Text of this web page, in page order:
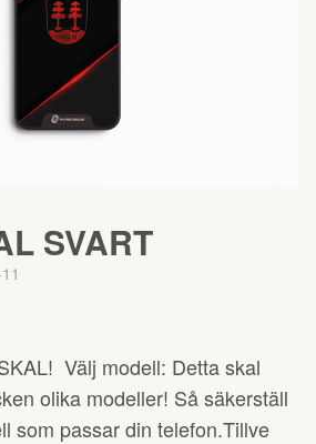
SVART
Välj modell: Detta skal
olika modeller! Så säkerställ
som passar din telefon.Tillve